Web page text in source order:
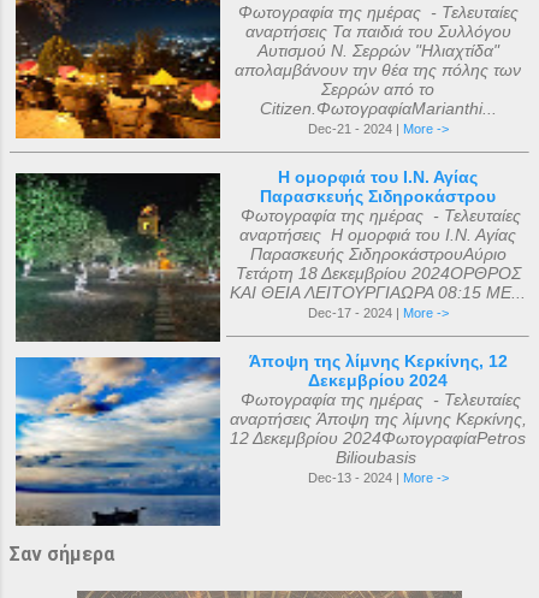
Φωτογραφία της ημέρας - Τελευταίες
αναρτήσεις Τα παιδιά του Συλλόγου
Αυτισμού Ν. Σερρών "Ηλιαχτίδα"
απολαμβάνουν την θέα της πόλης των
Σερρών από το
Citizen.ΦωτογραφίαMarianthi...
Dec-21 - 2024 | More ->
Η ομορφιά του Ι.Ν. Αγίας
Παρασκευής Σιδηροκάστρου
Φωτογραφία της ημέρας - Τελευταίες
αναρτήσεις Η ομορφιά του Ι.Ν. Αγίας
Παρασκευής ΣιδηροκάστρουΑύριο
Τετάρτη 18 Δεκεμβρίου 2024ΟΡΘΡΟΣ
ΚΑΙ ΘΕΙΑ ΛΕΙΤΟΥΡΓΙΑΩΡΑ 08:15 ΜΕ...
Dec-17 - 2024 | More ->
Άποψη της λίμνης Κερκίνης, 12
Δεκεμβρίου 2024
Φωτογραφία της ημέρας - Τελευταίες
αναρτήσεις Άποψη της λίμνης Κερκίνης,
12 Δεκεμβρίου 2024ΦωτογραφίαPetros
Bilioubasis
Dec-13 - 2024 | More ->
Σαν σήμερα